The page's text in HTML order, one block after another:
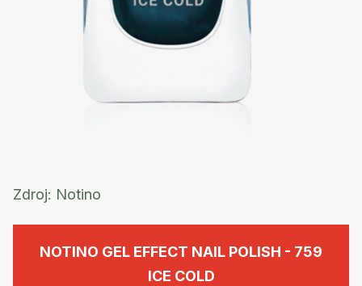
Zdroj: Notino
NOTINO GEL EFFECT NAIL POLISH - 759
ICE COLD